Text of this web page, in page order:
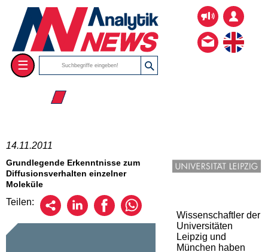
☰
☰ 2011
14.11.2011
Grundlegende Erkenntnisse zum
Diffusionsverhalten einzelner
Moleküle
Teilen:
Wissenschaftler der
Universitäten
Leipzig und
München haben